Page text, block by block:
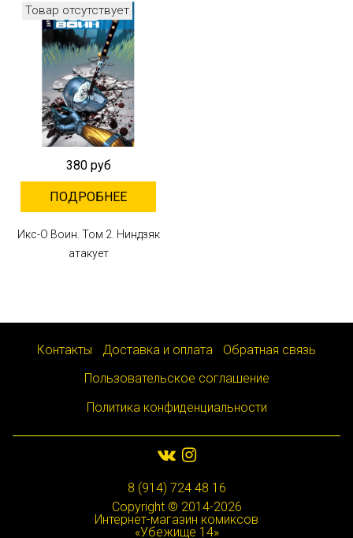
Товар отсутствует
380 руб
ПОДРОБНЕЕ
Икс-О Воин. Том 2. Ниндзяк
атакует
Контакты Доставка и оплата
Обратная связь
Пользовательское соглашение
Политика конфиденциальности
8 (914) 724 48 16
Copyright © 2014-2026
Интернет-магазин комиксов
«Убежище 14»